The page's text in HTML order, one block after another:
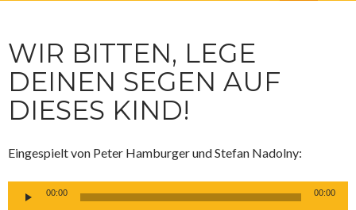
WIR BITTEN, LEGE
DEINEN SEGEN AUF
DIESES KIND!
Eingespielt von Peter Hamburger und Stefan Nadolny:
Audio-
00:00 00:00